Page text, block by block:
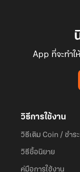
App ที่จะทำ
วิธีการใช้งาน
วิธีเติม Coin / ชำระ
วิธีซื้อนิยาย
คู่มือการใช้งาน